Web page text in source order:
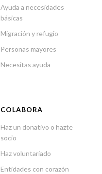
Ayuda a necesidades
básicas
Migración y refugio
Personas mayores
Necesitas ayuda
COLABORA
Haz un donativo o hazte
socio
Haz voluntariado
Entidades con corazón